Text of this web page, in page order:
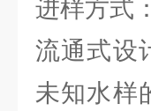
进样方式
流通式设
未知水样